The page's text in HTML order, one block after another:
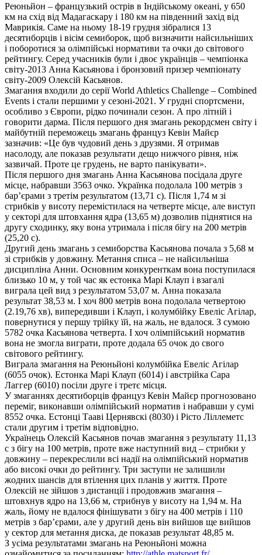
Реюньйон – французький острів в Індійському океані, у 650
км на схід від Мадагаскару і 180 км на південний захід від
Маврикія. Саме на ньому 18-19 грудня зібралися 13
десятиборців і вісім семиборок, щоб визначити найсильніших
і поборотися за олімпійські нормативи та очки до світового
рейтингу. Серед учасників були і двоє українців – чемпіонка
світу-2013 Анна Касьянова і бронзовий призер чемпіонату
світу-2009 Олексій Касьянов.
Змагання входили до серії World Athletics Challenge – Combined
Events і стали першими у сезоні-2021. У грудні спортсмени,
особливо з Європи, рідко починали сезон. А про літній і
говорити дарма. Після першого дня змагань рекордсмен світу і
майбутній переможець змагань француз Кевін Майєр
зазначив: «Це був чудовий день з друзями. Я отримав
насолоду, але показав результати дещо нижчого рівня, ніж
зазвичай. Проте це грудень, не варто панікувати».
Після першого дня змагань Анна Касьянова посідала друге
місце, набравши 3563 очко. Українка подолала 100 метрів з
бар’єрами з третім результатом (13,71 с). Після 1,74 м зі
стрибків у висоту перемістилася на четверте місце, але виступ
у секторі для штовхання ядра (13,65 м) дозволив піднятися на
другу сходинку, яку вона утримала і після бігу на 200 метрів
(25,20 с).
Другий день змагань з семиборства Касьянова почала з 5,68 м
зі стрибків у довжину. Метання списа – не найсильніша
дисципліна Анни. Основним конкуренткам вона поступилася
близько 10 м, у той час як естонка Марі Клауп і взагалі
виграла цей вид з результатом 53,07 м. Анна показала
результат 38,53 м. І хоч 800 метрів вона подолала четвертою
(2.19,76 хв), випередивши і Клауп, і колумбійку Евеліс Агілар,
повернутися у першу трійку їй, на жаль, не вдалося. З сумою
5782 очка Касьянова четверта. І хоч олімпійський норматив
вона не змогла виграти, проте додала 65 очок до свого
світового рейтингу.
Виграла змагання на Реюньйоні колумбійка Евеліс Агілар
(6055 очок). Естонка Марі Клауп (6014) і австрійка Сара
Лаггер (6010) посіли друге і третє місця.
У змаганнях десятиборців француз Кевін Майєр прогнозовано
переміг, виконавши олімпійський норматив і набравши у сумі
8552 очка. Естонці Тааві Цернявскі (8030) і Рісто Ліллеметс
стали другим і третім відповідно.
Українець Олексій Касьянов почав змагання з результату 11,13
с з бігу на 100 метрів, проте вже наступний вид – стрибки у
довжину – перекреслили всі надії на олімпійський норматив
або високі очки до рейтингу. Три заступи не залишили
жодних шансів для втілення цих планів у життя. Проте
Олексій не зійшов з дистанції і продовжив змагання –
штовхнув ядро на 13,66 м, стрибнув у висоту на 1,94 м. На
жаль, йому не вдалося фінішувати з бігу на 400 метрів і 110
метрів з бар’єрами, але у другий день він вийшов ще вийшов
у сектор для метання диска, де показав результат 48,85 м.
З усіма результатами змагань на Реюньйоні можна